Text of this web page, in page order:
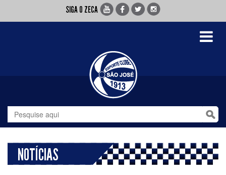
SIGA O ZECA
Toggle
NOTÍCIAS